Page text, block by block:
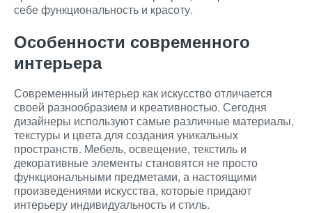
себе функциональность и красоту.
Особенности современного
интерьера
Современный интерьер как искусство отличается
своей разнообразием и креативностью. Сегодня
дизайнеры используют самые различные материалы,
текстуры и цвета для создания уникальных
пространств. Мебель, освещение, текстиль и
декоративные элементы становятся не просто
функциональными предметами, а настоящими
произведениями искусства, которые придают
интерьеру индивидуальность и стиль.